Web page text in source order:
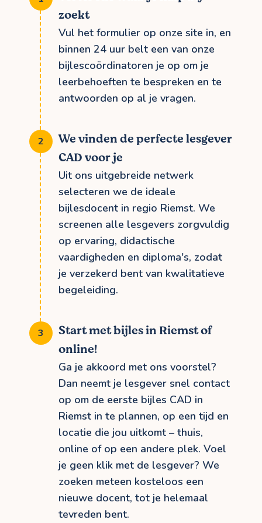
zoekt
Vul het formulier op onze site in, en
binnen 24 uur belt een van onze
bijlescoördinatoren je op om je
leerbehoeften te bespreken en te
antwoorden op al je vragen.
We vinden de perfecte lesgever
CAD voor je
Uit ons uitgebreide netwerk
selecteren we de ideale
bijlesdocent in regio Riemst. We
screenen alle lesgevers zorgvuldig
op ervaring, didactische
vaardigheden en diploma's, zodat
je verzekerd bent van kwalitatieve
begeleiding.
Start met bijles in Riemst of
online!
Ga je akkoord met ons voorstel?
Dan neemt je lesgever snel contact
op om de eerste bijles CAD in
Riemst in te plannen, op een tijd en
locatie die jou uitkomt – thuis,
online of op een andere plek. Voel
je geen klik met de lesgever? We
zoeken meteen kosteloos een
nieuwe docent, tot je helemaal
tevreden bent.